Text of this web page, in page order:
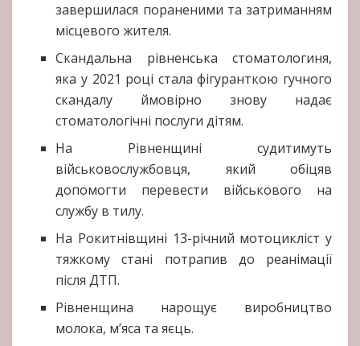
завершилася пораненими та затриманням
місцевого жителя.
Скандальна рівненська стоматологиня,
яка у 2021 році стала фігуранткою гучного
скандалу ймовірно знову надає
стоматологічні послуги дітям.
На Рівненщині судитимуть
військовослужбовця, який обіцяв
допомогти перевести військового на
службу в тилу.
На Рокитнівщині 13-річний мотоцикліст у
тяжкому стані потрапив до реанімації
після ДТП.
Рівненщина нарощує виробництво
молока, м’яса та яєць.